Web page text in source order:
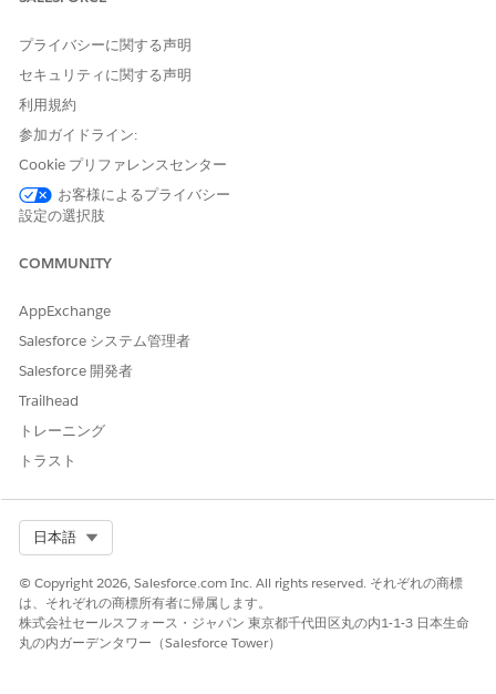
この記事で問題は解決されましたか?
ご意見をお待ちしております。
プライバシーに関する声明
セキュリティに関する声明
利用規約
参加ガイドライン:
Cookie プリファレンスセンター
お客様によるプライバシー
設定の選択肢
COMMUNITY
AppExchange
Salesforce システム管理者
Salesforce 開発者
Trailhead
トレーニング
トラスト
日本語
© Copyright 2026, Salesforce.com Inc. All rights reserved. それぞれの商標
は、それぞれの商標所有者に帰属します。
株式会社セールスフォース・ジャパン 東京都千代田区丸の内1-1-3 日本生命
丸の内ガーデンタワー（Salesforce Tower）